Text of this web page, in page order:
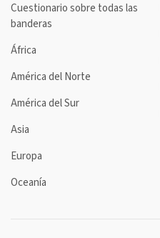
Cuestionario sobre todas las
banderas
África
América del Norte
América del Sur
Asia
Europa
Oceanía